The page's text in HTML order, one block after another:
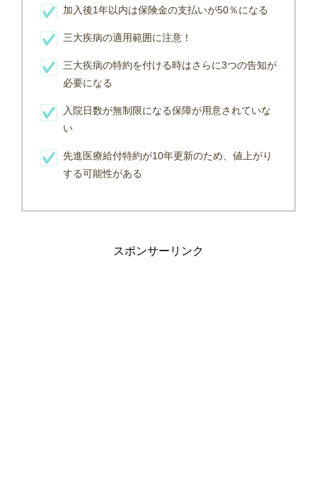
加入後1年以内は保険金の支払いが50％になる
三大疾病の適用範囲に注意！
三大疾病の特約を付ける時はさらに3つの告知が
必要になる
入院日数が無制限になる保障が用意されていな
い
先進医療給付特約が10年更新のため、値上がり
する可能性がある
スポンサーリンク